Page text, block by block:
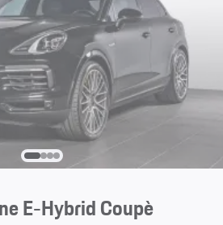
E-Hybrid Coupè